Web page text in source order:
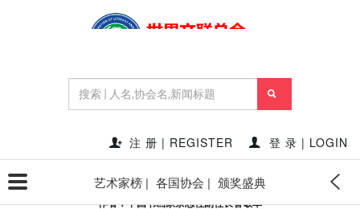
注 册 | REGISTER 登 录 | LOGIN
艺术家榜 | 各国协会 | 颁奖盛典
2019-06-22 15:21:03 点赞量:14750 点击量:278299
张文祥引领中国书画名家共绘千米大美秦岭图
作者：中国书画家杂志社副社长管敬革